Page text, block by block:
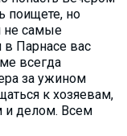
поищете, но
не самые
Парнасе вас
всегда
за ужином
к хозяевам,
и делом. Всем